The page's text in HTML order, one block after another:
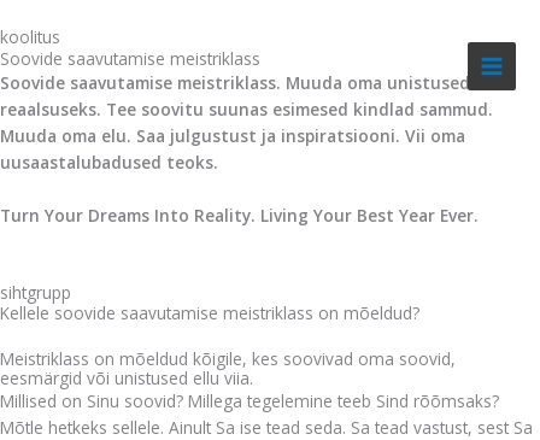
to
content
koolitus
Soovide saavutamise meistriklass
Soovide saavutamise meistriklass. Muuda oma unistused
reaalsuseks. Tee soovitu suunas esimesed kindlad sammud.
Muuda oma elu. Saa julgustust ja inspiratsiooni. Vii oma
uusaastalubadused teoks.
Turn Your Dreams Into Reality. Living Your Best Year Ever.
sihtgrupp
Kellele soovide saavutamise meistriklass on mõeldud?
Meistriklass on mõeldud kõigile, kes soovivad oma soovid,
eesmärgid või unistused ellu viia.
Millised on Sinu soovid? Millega tegelemine teeb Sind rõõmsaks?
Mõtle hetkeks sellele. Ainult Sa ise tead seda. Sa tead vastust, sest Sa